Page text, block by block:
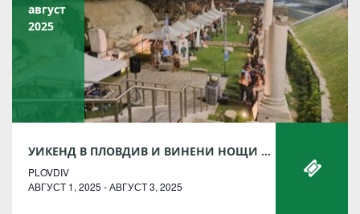
август
2025
УИКЕНД В ПЛОВДИВ И ВИНЕНИ НОЩИ ВЪВ ФИЛИПОПОЛИС 2025
PLOVDIV
АВГУСТ 1, 2025 - АВГУСТ 3, 2025